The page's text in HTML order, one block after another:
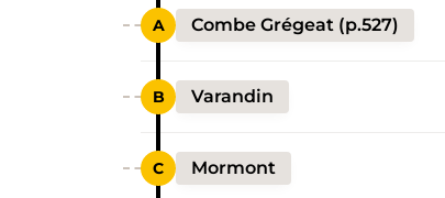
Combe Grégeat (p.527)
Varandin
Mormont